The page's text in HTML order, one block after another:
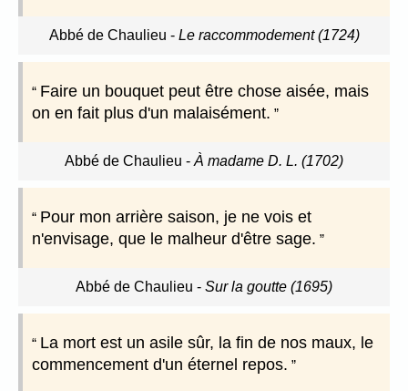
Abbé de Chaulieu - Le raccommodement (1724)
Faire un bouquet peut être chose aisée, mais
on en fait plus d'un malaisément.
Abbé de Chaulieu - À madame D. L. (1702)
Pour mon arrière saison, je ne vois et
n'envisage, que le malheur d'être sage.
Abbé de Chaulieu - Sur la goutte (1695)
La mort est un asile sûr, la fin de nos maux, le
commencement d'un éternel repos.